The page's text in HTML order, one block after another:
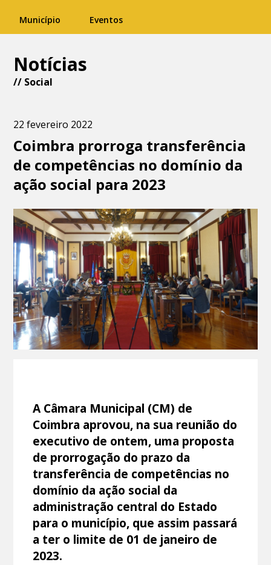
Município Eventos
Notícias
// Social
22 fevereiro 2022
Coimbra prorroga transferência
de competências no domínio da
ação social para 2023
A Câmara Municipal (CM) de
Coimbra aprovou, na sua reunião do
executivo de ontem, uma proposta
de prorrogação do prazo da
transferência de competências no
domínio da ação social da
administração central do Estado
para o município, que assim passará
a ter o limite de 01 de janeiro de
2023.